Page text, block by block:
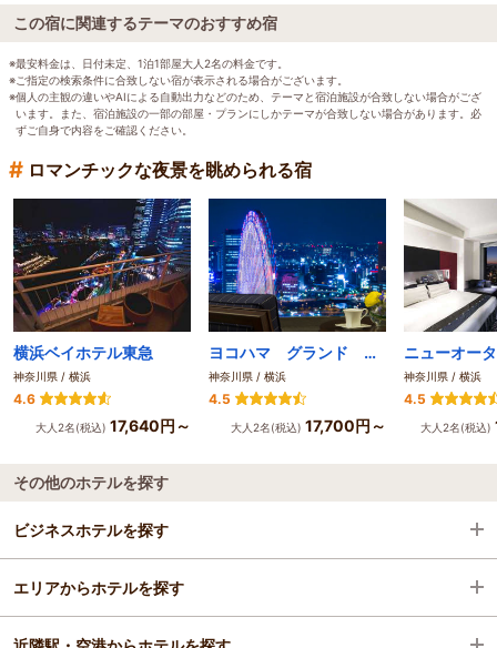
この宿に関連するテーマのおすすめ宿
※最安料金は、日付未定、1泊1部屋大人2名の料金です。
※ご指定の検索条件に合致しない宿が表示される場合がございます。
※個人の主観の違いやAIによる自動出力などのため、テーマと宿泊施設が合致しない場合がござ
います。また、宿泊施設の一部の部屋・プランにしかテーマが合致しない場合があります。必
ずご自身で内容をご確認ください。
# ロマンチックな夜景を眺められる宿
横浜ベイホテル東急
神奈川県 / 横浜
4.6
大人2名(税込) 17,640円～
ヨコハマ グランド インターコンチネンタル ホテル by IHG
神奈川県 / 横浜
4.5
大人2名(税込) 17,700円～
神奈川県 / 横浜
4.5
大人2名(税込)
その他のホテルを探す
ビジネスホテルを探す
神奈川県
エリアからホテルを探す